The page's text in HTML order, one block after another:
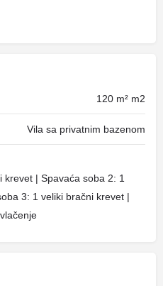
120 m² m2
Vila sa privatnim bazenom
| Spavaća soba 2: 1
3: 1 veliki bračni krevet |